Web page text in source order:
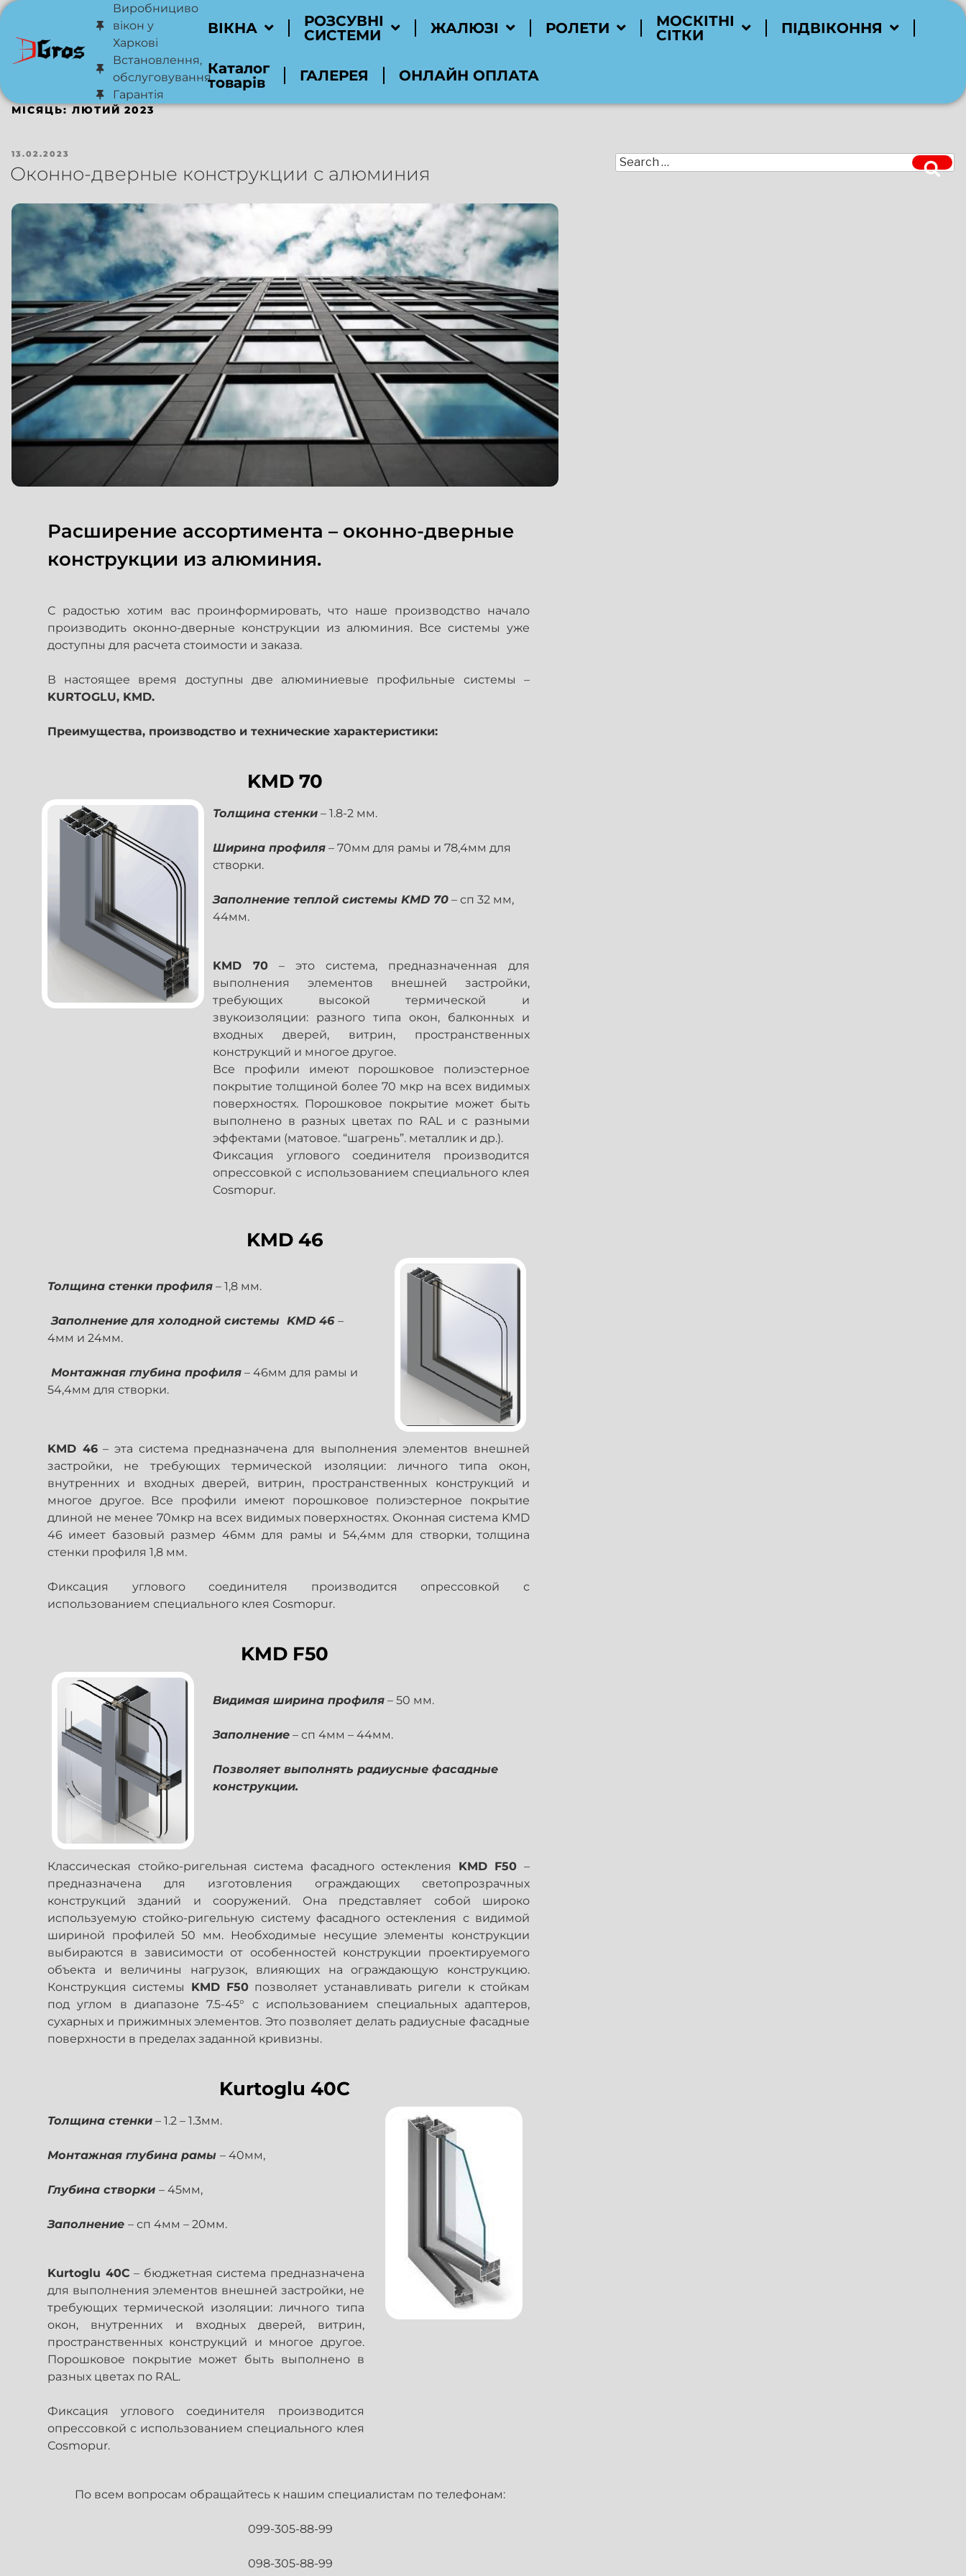
Виробнициво
вікон у
Харкові
Встановлення,
обслуговування
Гарантія
ВІКНА
РОЗСУВНІ
СИСТЕМИ
ЖАЛЮЗІ РОЛЕТИ
МОСКІТНІ
СІТКИ
ПІДВІКОННЯ
Каталог
товарів
ГАЛЕРЕЯ ОНЛАЙН ОПЛАТА
МІСЯЦЬ:ЛЮТИЙ 2023
13.02.2023
Оконно-дверные конструкции с алюминия
Расширение ассортимента – оконно-дверные
конструкции из алюминия.
С радостью хотим вас проинформировать, что наше производство начало
производить оконно-дверные конструкции из алюминия. Все системы уже
доступны для расчета стоимости и заказа.
В настоящее время доступны две алюминиевые профильные системы –
KURTOGLU, KMD.
Преимущества, производство и технические характеристики:
KMD 70
Толщина стенки – 1.8-2 мм.
Ширина профиля – 70мм для рамы и 78,4мм для
створки.
Заполнение теплой системы KMD 70 – сп 32 мм,
44мм.
KMD 70 – это система, предназначенная для
выполнения элементов внешней застройки,
требующих высокой термической и
звукоизоляции: разного типа окон, балконных и
входных дверей, витрин, пространственных
конструкций и многое другое.
Все профили имеют порошковое полиэстерное
покрытие толщиной более 70 мкр на всех видимых
поверхностях. Порошковое покрытие может быть
выполнено в разных цветах по RAL и с разными
эффектами (матовое. “шагрень”. металлик и др.).
Фиксация углового соединителя производится
опрессовкой с использованием специального клея
Сosmopur.
KMD 46
Толщина стенки профиля – 1,8 мм.
Заполнениедля холодной системы KMD 46 –
4мм и 24мм.
Монтажная глубина профиля – 46мм для рамы и
54,4мм для створки.
KMD 46– эта система предназначена для выполнения элементов внешней
застройки, не требующих термической изоляции: личного типа окон,
внутренних и входных дверей, витрин, пространственных конструкций и
многое другое. Все профили имеют порошковое полиэстерное покрытие
длиной не менее 70мкр на всех видимых поверхностях. Оконная система KMD
46 имеет базовый размер 46мм для рамы и 54,4мм для створки, толщина
стенки профиля 1,8 мм.
Фиксация углового соединителя производится опрессовкой с
использованием специального клея Сosmopur.
KMD F50
Видимая ширина профиля – 50 мм.
Заполнение – сп 4мм – 44мм.
Позволяет выполнять радиусные фасадные
конструкции.
Классическая стойко-ригельная система фасадного остекления KMD F50 –
предназначена для изготовления ограждающих светопрозрачных
конструкций зданий и сооружений. Она представляет собой широко
используемую стойко-ригельную систему фасадного остекления с видимой
шириной профилей 50 мм. Необходимые несущие элементы конструкции
выбираются в зависимости от особенностей конструкции проектируемого
объекта и величины нагрузок, влияющих на ограждающую конструкцию.
Конструкция системы KMD F50 позволяет устанавливать ригели к стойкам
под углом в диапазоне 7.5-45° с использованием специальных адаптеров,
сухарных и прижимных элементов. Это позволяет делать радиусные фасадные
поверхности в пределах заданной кривизны.
Kurtoglu 40C
Толщина стенки – 1.2 – 1.3мм.
Монтажная глубина рамы – 40мм,
Глубина створки – 45мм,
Заполнение – сп 4мм – 20мм.
Kurtoglu 40C – бюджетная система предназначена
для выполнения элементов внешней застройки, не
требующих термической изоляции: личного типа
окон, внутренних и входных дверей, витрин,
пространственных конструкций и многое другое.
Порошковое покрытие может быть выполнено в
разных цветах по RAL.
Фиксация углового соединителя производится
опрессовкой с использованием специального клея
Сosmopur.
По всем вопросам обращайтесь к нашим специалистам по телефонам:
099-305-88-99
098-305-88-99